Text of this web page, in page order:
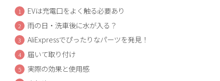
EVは充電口をよく触る必要あり
雨の日・洗車後に水が入る？
AliExpressでぴったりなパーツを発見！
届いて取り付け
実際の効果と使用感